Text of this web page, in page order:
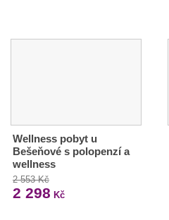
Wellness pobyt u
Bešeňové s polopenzí a
wellness
2 553 Kč
2 298 Kč